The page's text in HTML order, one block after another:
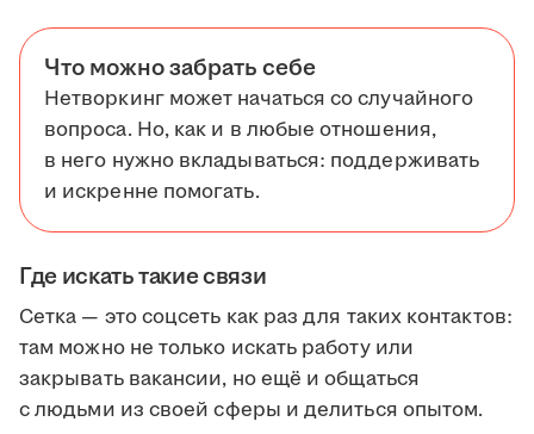
Что можно забрать себе
Нетворкинг может начаться со случайного
вопроса. Но, как и в любые отношения,
в него нужно вкладываться: поддерживать
и искренне помогать.
Где искать такие связи
Сетка — это соцсеть как раз для таких контактов:
там можно не только искать работу или
закрывать вакансии, но ещё и общаться
с людьми из своей сферы и делиться опытом.